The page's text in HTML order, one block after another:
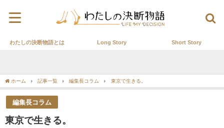
わたしの決断物語とは Long Story Short Story
ホーム 記事一覧 編集長コラム 東京で生きる。
編集長コラム
東京で生きる。